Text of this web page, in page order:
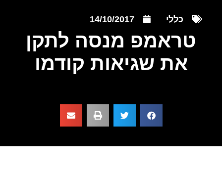
כללי 14/10/2017
טראמפ מנסה לתקן
את שגיאות קודמו